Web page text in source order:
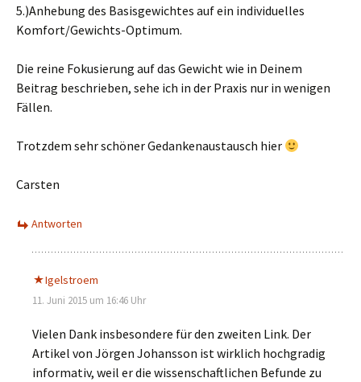
5.)Anhebung des Basisgewichtes auf ein individuelles
Komfort/Gewichts-Optimum.
Die reine Fokusierung auf das Gewicht wie in Deinem
Beitrag beschrieben, sehe ich in der Praxis nur in wenigen
Fällen.
Trotzdem sehr schöner Gedankenaustausch hier
Carsten
Antworten
Igelstroem
11. Juni 2015 um 16:46 Uhr
Vielen Dank insbesondere für den zweiten Link. Der
Artikel von Jörgen Johansson ist wirklich hochgradig
informativ, weil er die wissenschaftlichen Befunde zu